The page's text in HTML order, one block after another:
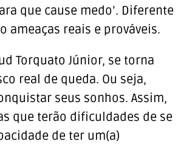
que cause medo’. Diferente
ameaças reais e prováveis.
Torquato Júnior, se torna
real de queda. Ou seja,
seus sonhos. Assim,
que terão dificuldades de se
de ter um(a)